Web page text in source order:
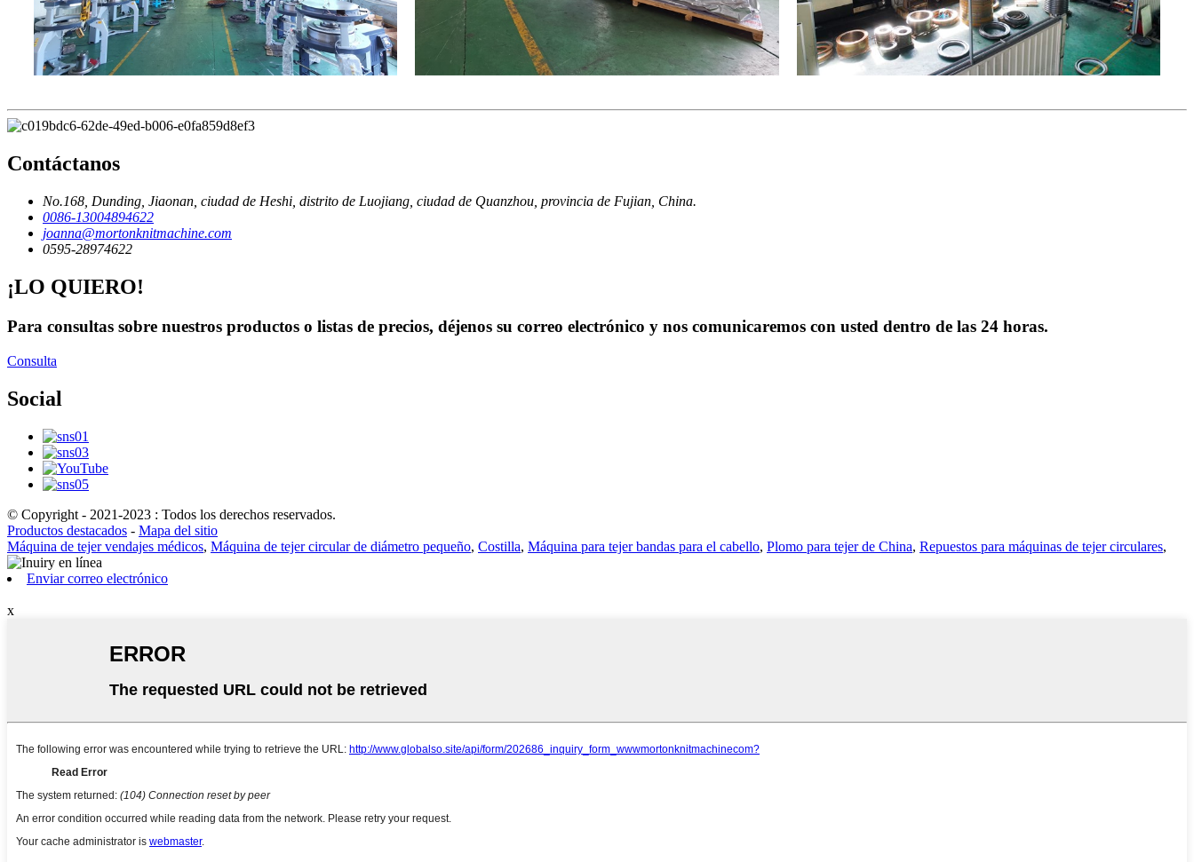
Contáctanos
No.168, Dunding, Jiaonan, ciudad de Heshi, distrito de Luojiang, ciudad de Quanzhou, provincia de Fujian, China.
0086-13004894622
joanna@mortonknitmachine.com
0595-28974622
¡LO QUIERO!
Para consultas sobre nuestros productos o listas de precios, déjenos su correo electrónico y nos comunicaremos con usted dentro de las 24 horas.
Consulta
Social
© Copyright - 2021-2023 : Todos los derechos reservados.
Productos destacados - Mapa del sitio
Máquina de tejer vendajes médicos, Máquina de tejer circular de diámetro pequeño, Costilla, Máquina para tejer bandas para el cabello, Plomo para tejer de China, Repuestos para máquinas de tejer circulares,
Enviar correo electrónico
x